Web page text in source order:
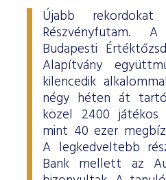
Újabb
Részvényfutam.
Budapesti
Alapítvány
kilencedik
négy héten át
közel 2400
mint 40 ezer
A legkedveltebb
Bank mellett az